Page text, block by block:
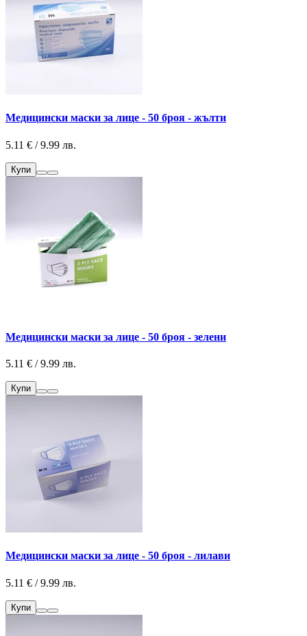
Медицински маски за лице - 50 броя - жълти
5.11 € / 9.99 лв.
Купи
Медицински маски за лице - 50 броя - зелени
5.11 € / 9.99 лв.
Купи
Медицински маски за лице - 50 броя - лилави
5.11 € / 9.99 лв.
Купи